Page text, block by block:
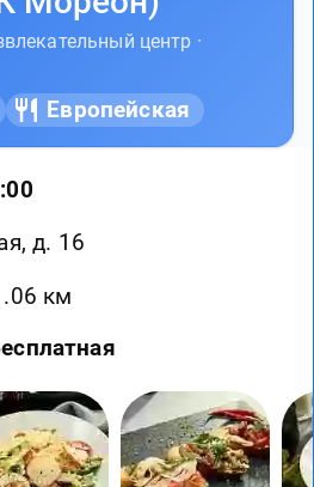
центр ·
Европейская
д. 16
км